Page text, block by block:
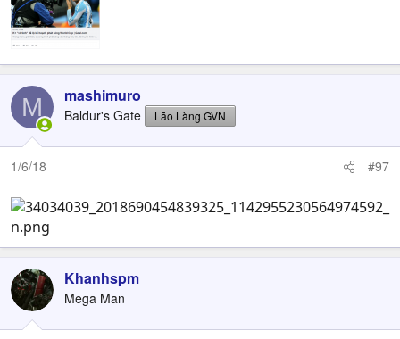
M mashimuro
Baldur's Gate Lão Làng GVN
1/6/18 #97
Khanhspm
Mega Man